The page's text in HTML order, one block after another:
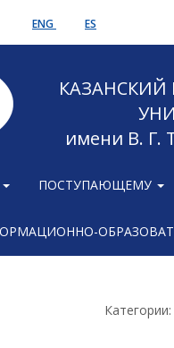
ENG ES
имени В. Г.
ПОСТУПАЮЩЕМУ
Категории: